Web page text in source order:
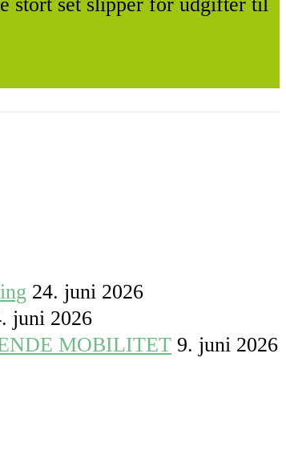
24. juni 2026
juni 2026
MOBILITET 9. juni 2026